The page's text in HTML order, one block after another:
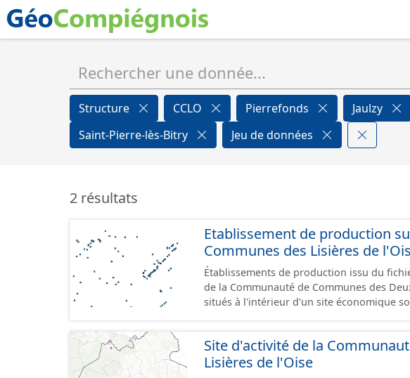
Structure CCLO Pierrefonds Jaulzy
Saint-Pierre-lès-Bitry
Jeu de données
2 résultats
Etablissement de production
Communes des Lisières de
Établissements de production issu du
de la Communauté de Communes des Deux Vallées. Seuls les
situés à l'intérieur d'un site économique
terrains à vocation économique à ce jour.
du CNIG se limitant aux SCI.
Site d'activité de la
Lisières de l'Oise